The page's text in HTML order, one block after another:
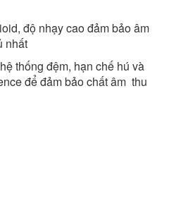
độ nhạy cao đảm bảo âm
nhất
thống đệm, hạn chế hú và
để đảm bảo chất âm thu